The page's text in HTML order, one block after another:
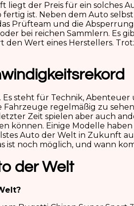
liegt der Preis für ein solches
ist. Neben dem Auto
Prüfteam und die
bei reichen Sammlern. Es
Wert eines Herstellers.
steht für Technik,
regelmäßig zu
Zeit spielen aber auch
können. Einige Modelle
Auto der Welt in Zukunft
ist noch möglich, und wann
der Welt